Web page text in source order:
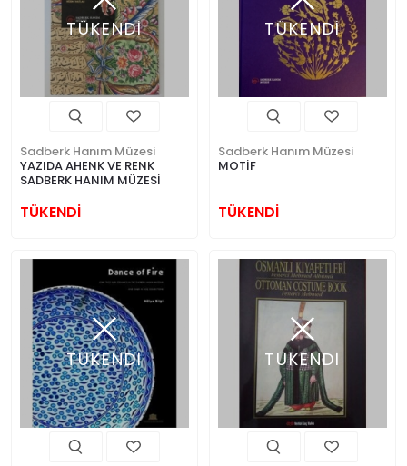
TÜKENDİ
Sadberk Hanım Müzesi
YAZIDA AHENK VE RENK
SADBERK HANIM MÜZESİ
TÜKENDİ
TÜKENDİ
Sadberk Hanım Müzesi
MOTİF
TÜKENDİ
TÜKENDİ TÜKENDİ